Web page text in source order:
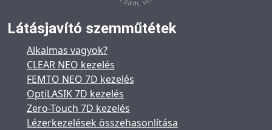
Látásjavító szemműtétek
Alkalmas vagyok?
CLEAR NEO kezelés
FEMTO NEO 7D kezelés
OptiLASIK 7D kezelés
Zero-Touch 7D kezelés
Lézerkezelések összehasonlítása